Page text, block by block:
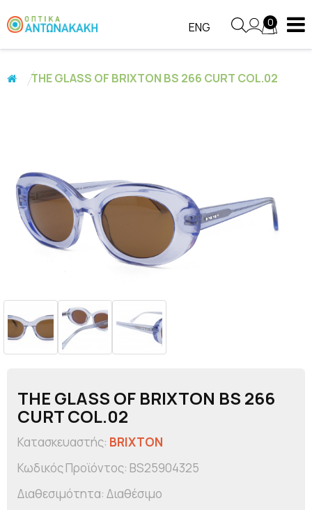
ENG 0
THE GLASS OF BRIXTON BS 266 CURT COL.02
THE GLASS OF BRIXTON BS 266
CURT COL.02
Κατασκευαστής: BRIXTON
Κωδικός Προϊόντος: BS25904325
Διαθεσιμότητα: Διαθέσιμο